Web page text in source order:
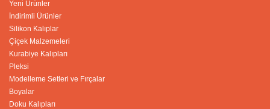
Yeni Ürünler
İndirimli Ürünler
Silikon Kalıplar
Çiçek Malzemeleri
Kurabiye Kalıpları
Pleksi
Modelleme Setleri ve Fırçalar
Boyalar
Doku Kalıpları